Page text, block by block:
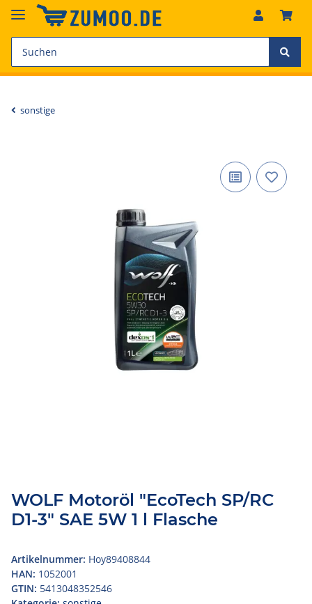
sonstige
WOLF Motoröl "EcoTech SP/RC
D1-3" SAE 5W 1 l Flasche
Artikelnummer: Hoy89408844
HAN: 1052001
GTIN: 5413048352546